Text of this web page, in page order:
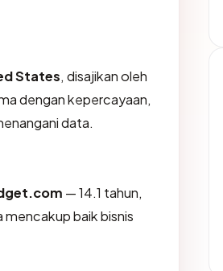
States, disajikan oleh
dengan kepercayaan,
data.
— 14.1 tahun,
baik bisnis